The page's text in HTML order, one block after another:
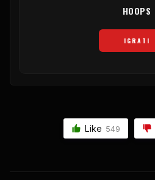
HOOPS
IGRATI
Like 549